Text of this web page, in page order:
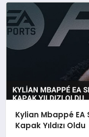
Kylian Mbappé EA
Kapak Yıldızı Oldu